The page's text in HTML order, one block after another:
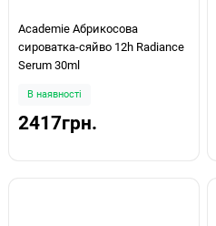
Academie Абрикосова
сироватка-сяйво 12h Radiance
Serum 30ml
В наявності
2417грн.